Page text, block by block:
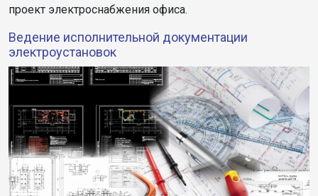
проект электроснабжения офиса.
Ведение исполнительной документации
электроустановок